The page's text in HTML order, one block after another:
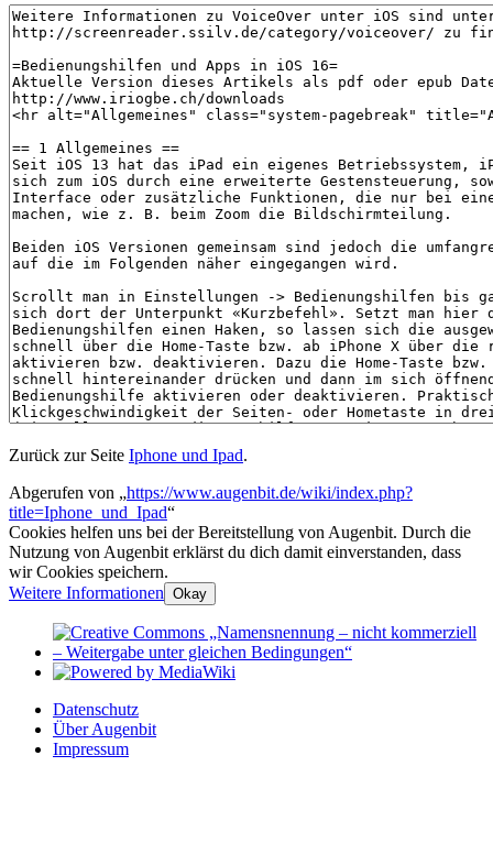
Zurück zur Seite Iphone und Ipad.
Abgerufen von „https://www.augenbit.de/wiki/index.php?
title=Iphone_und_Ipad“
Cookies helfen uns bei der Bereitstellung von Augenbit. Durch die
Nutzung von Augenbit erklärst du dich damit einverstanden, dass
wir Cookies speichern.
Weitere Informationen Okay
Datenschutz
Über Augenbit
Impressum